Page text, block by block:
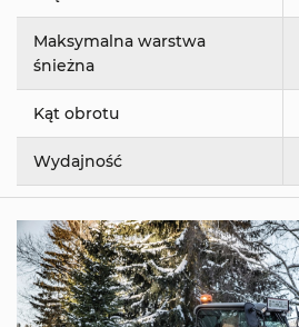
Maksymalna warstwa
śnieżna
Kąt obrotu
Wydajność